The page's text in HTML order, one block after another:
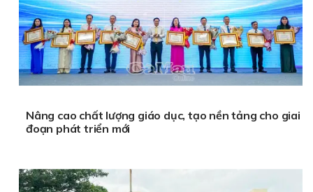
Nâng cao chất lượng giáo dục, tạo nền tảng cho giai
đoạn phát triển mới